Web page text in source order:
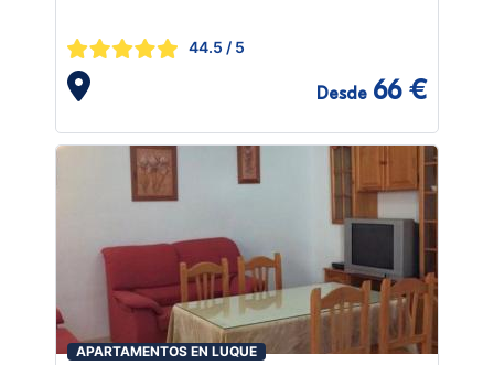
44.5 / 5
Desde 66 €
APARTAMENTOS EN LUQUE